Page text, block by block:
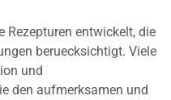
Rezepturen entwickelt, die
beruecksichtigt. Viele
und
den aufmerksamen und